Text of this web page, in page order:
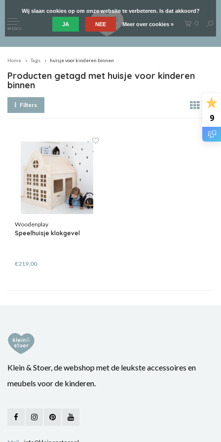
9
MENU
0
Home Tags huisje voor kinderen binnen
Producten getagd met huisje voor kinderen
binnen
Filters
Woodenplay
Speelhuisje klokgevel
€219,00
Klein & Stoer, de webshop met de leukste accessoires en
meubels voor de kinderen.
Wij slaan cookies op om onze website te verbeteren. Is dat akkoord?
JA NEE Meer over cookies »